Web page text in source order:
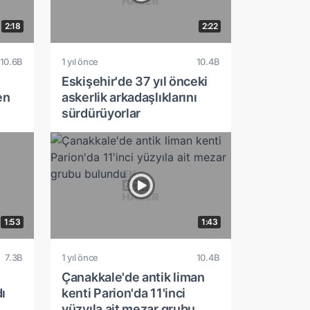
2:18
10.6B
2:22
1 yıl önce 10.4B
Eskişehir'de 37 yıl önceki
askerlik arkadaşlıklarını
sürdürüyorlar
1:53
7.3B
1:43
1 yıl önce 10.4B
Çanakkale'de antik liman
kenti Parion'da 11'inci